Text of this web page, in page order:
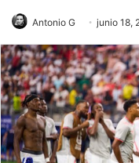
Antonio G junio 18,